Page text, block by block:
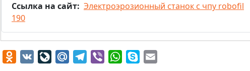
Ссылка на сайт Электроэрозионный станок с чпу robofil
190
Odnoklassniki
VK LiveJournal
Mail.RuTelegram
Viber WhatsApp
Skype